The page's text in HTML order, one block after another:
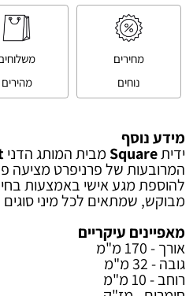
מחירים
נוחים
מהירים
מידע נוסף
ידיתSquare מבית המותג הדני
המרובעות של פרניפרט מציעה
להוספת מגע אישי באמצעות
מבוקש, שמתאים לכל מיני
מאפיינים עיקריים
אורך - 170 מ"מ
גובה - 32 מ"מ
רוחב - 10 מ"מ